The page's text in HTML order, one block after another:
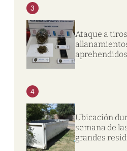
3
Ataque a
aprehendidos
4
Ubicación
semana de
grandes